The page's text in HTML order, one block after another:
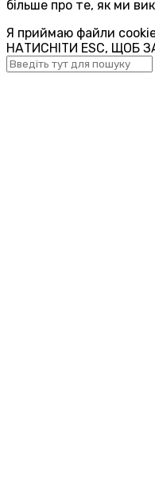
більше про те, як ми
Я приймаю файли
НАТИСНІТИ ESC, ЩОБ